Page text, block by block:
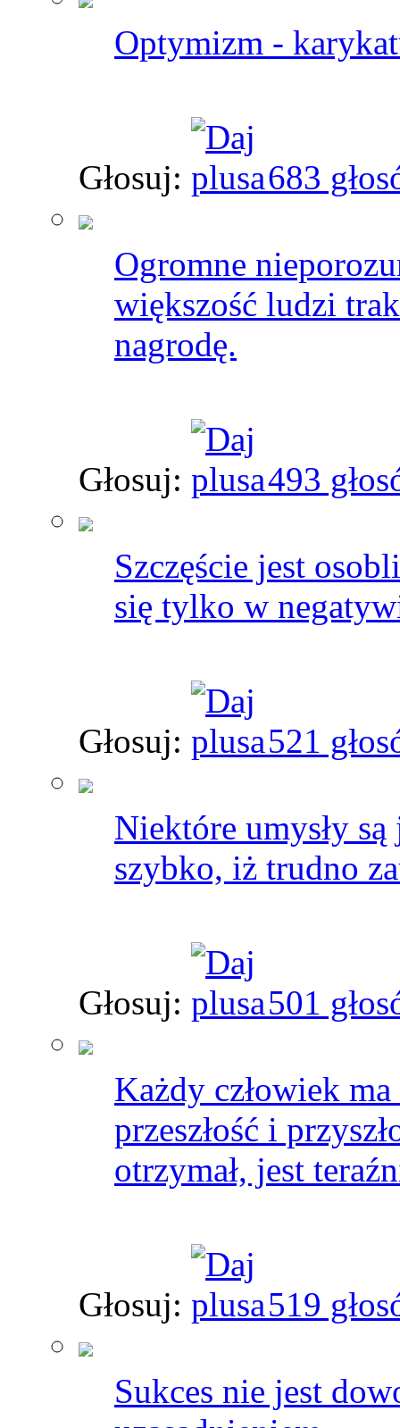
Optymizm -
Głosuj: 683
Ogromne
większość ludzi
nagrodę.
Głosuj: 493
Szczęście jest
się tylko w
Głosuj: 521
Niektóre umysły
szybko, iż trudno
Głosuj: 501
Każdy człowiek
przeszłość i
otrzymał, jest
Głosuj: 519
Sukces nie jest